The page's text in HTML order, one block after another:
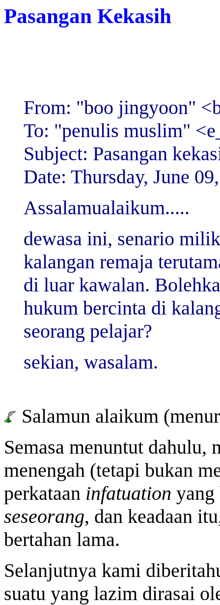
Pasangan Kekasih
From: "boo jingyoon"
To: "penulis muslim"
Subject: Pasangan
Date: Thursday, June
Assalamualaikum.....
dewasa ini, senario
kalangan remaja
di luar kawalan.
hukum bercinta di
seorang pelajar?
sekian, wasalam.
Salamun alaikum
Semasa menuntut
menengah (tetapi bukan
perkataan infatuation
seseorang, dan keadaan
bertahan lama.
Selanjutnya kami
suatu yang lazim dirasai